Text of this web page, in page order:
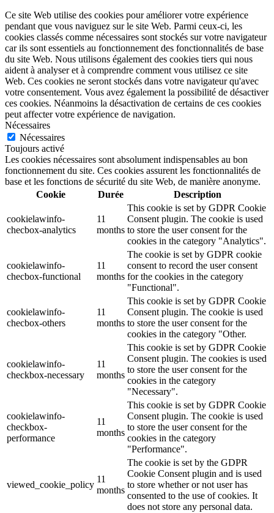
Ce site Web utilise des cookies pour améliorer votre expérience
pendant que vous naviguez sur le site Web. Parmi ceux-ci, les
cookies classés comme nécessaires sont stockés sur votre navigateur
car ils sont essentiels au fonctionnement des fonctionnalités de base
du site Web. Nous utilisons également des cookies tiers qui nous
aident à analyser et à comprendre comment vous utilisez ce site
Web. Ces cookies ne seront stockés dans votre navigateur qu'avec
votre consentement. Vous avez également la possibilité de désactiver
ces cookies. Néanmoins la désactivation de certains de ces cookies
peut affecter votre expérience de navigation.
Nécessaires
Nécessaires
Toujours activé
Les cookies nécessaires sont absolument indispensables au bon
fonctionnement du site. Ces cookies assurent les fonctionnalités de
base et les fonctions de sécurité du site Web, de manière anonyme.
Cookie
Durée Description
cookielawinfo-
checbox-analytics
11
months
This cookie is set by GDPR Cookie
Consent plugin. The cookie is used
to store the user consent for the
cookies in the category "Analytics".
cookielawinfo-
checbox-functional
11
months
The cookie is set by GDPR cookie
consent to record the user consent
for the cookies in the category
"Functional".
cookielawinfo-
checbox-others
11
months
This cookie is set by GDPR Cookie
Consent plugin. The cookie is used
to store the user consent for the
cookies in the category "Other.
cookielawinfo-
checkbox-necessary
11
months
This cookie is set by GDPR Cookie
Consent plugin. The cookies is used
to store the user consent for the
cookies in the category
"Necessary".
cookielawinfo-
checkbox-
performance
11
months
This cookie is set by GDPR Cookie
Consent plugin. The cookie is used
to store the user consent for the
cookies in the category
"Performance".
viewed_cookie_policy
11
months
The cookie is set by the GDPR
Cookie Consent plugin and is used
to store whether or not user has
consented to the use of cookies. It
does not store any personal data.